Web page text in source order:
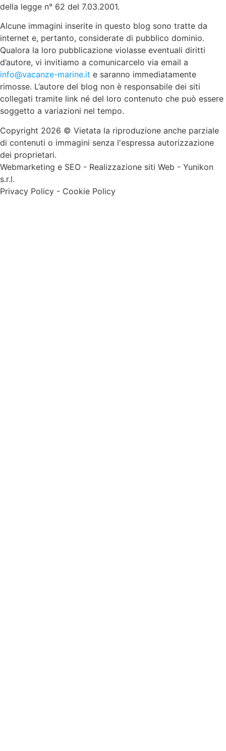
della legge n° 62 del 7.03.2001.
Alcune immagini inserite in questo blog sono tratte da
internet e, pertanto, considerate di pubblico dominio.
Qualora la loro pubblicazione violasse eventuali diritti
d’autore, vi invitiamo a comunicarcelo via email a
info@vacanze-marine.it e saranno immediatamente
rimosse. L’autore del blog non è responsabile dei siti
collegati tramite link né del loro contenuto che può essere
soggetto a variazioni nel tempo.
Copyright 2026 © Vietata la riproduzione anche parziale
di contenuti o immagini senza l'espressa autorizzazione
dei proprietari.
Webmarketing e SEO - Realizzazione siti Web - Yunikon
s.r.l.
Privacy Policy - Cookie Policy